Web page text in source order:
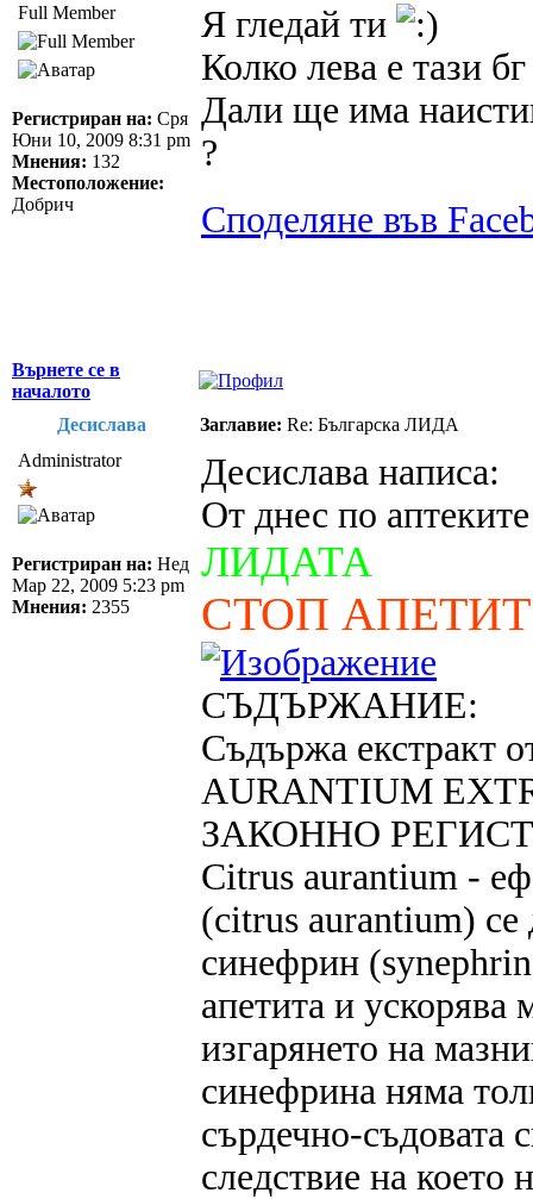
Full Member
Регистриран на: Сря
Юни 10, 2009 8:31 pm
Мнения: 132
Местоположение:
Добрич
Я гледай ти
Колко лева е тази
Дали ще има
?
Споделяне във
Върнете се в
началото
Десислава
Заглавие: Re: Българска ЛИДА
Administrator
Регистриран на: Нед
Мар 22, 2009 5:23 pm
Мнения: 2355
Десислава написа:
От днес по
ЛИДАТА
СТОП
СЪДЪРЖАНИЕ:
Съдържа екстракт
AURANTIUM
ЗАКОННО
Citrus aurantium -
(citrus aurantium) се
синефрин
апетита и ускорява
изгарянето на
синефрина няма
сърдечно-съдовата
следствие на което